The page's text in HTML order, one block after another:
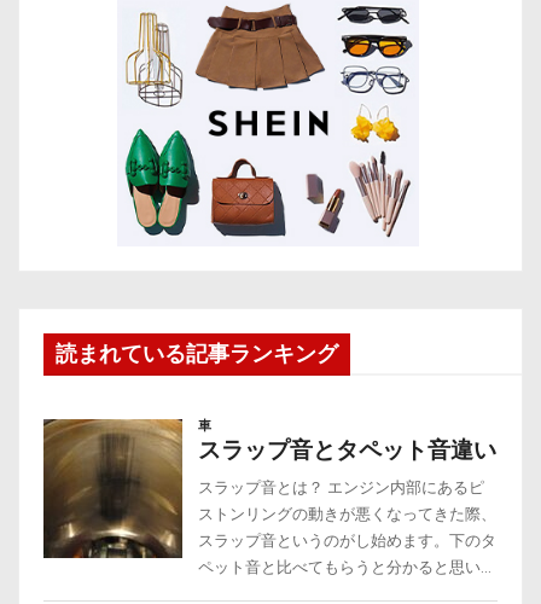
読まれている記事ランキング